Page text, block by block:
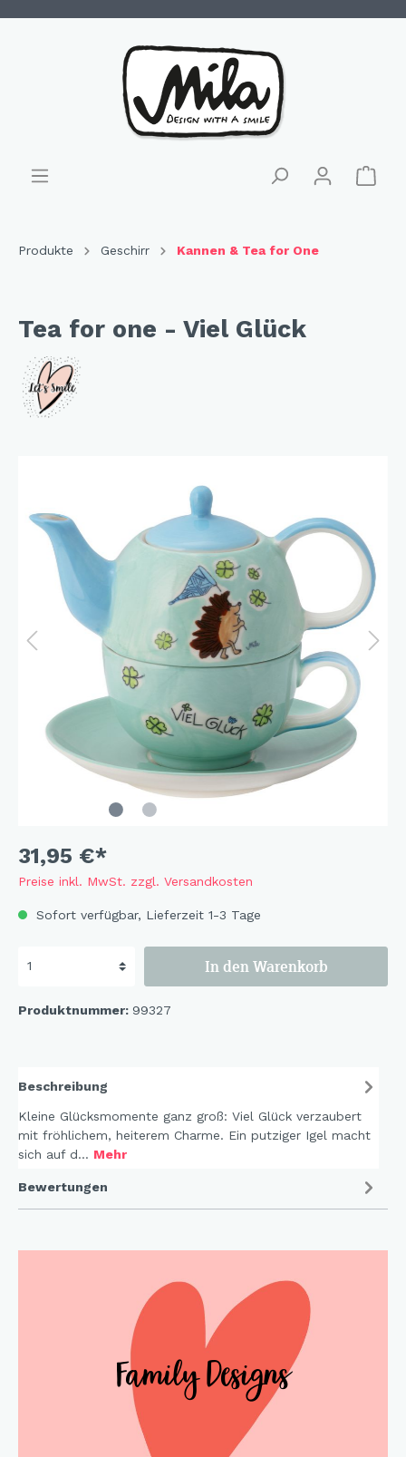
Produkte Geschirr Kannen & Tea for One
Tea for one - Viel Glück
31,95 €*
Preise inkl. MwSt. zzgl. Versandkosten
Sofort verfügbar, Lieferzeit 1-3 Tage
In den Warenkorb
Produktnummer: 99327
Beschreibung
Kleine Glücksmomente ganz groß: Viel Glück verzaubert
mit fröhlichem, heiterem Charme. Ein putziger Igel macht
sich auf d… Mehr
Bewertungen
Family Designs